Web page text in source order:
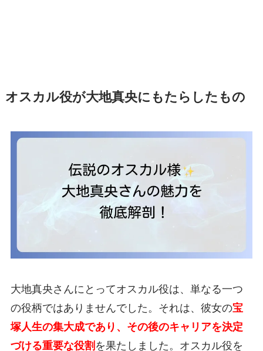
オスカル役が大地真央にもたらしたもの
大地真央さんにとってオスカル役は、単なる一つ
の役柄ではありませんでした。それは、彼女の宝
塚人生の集大成であり、その後のキャリアを決定
づける重要な役割 を果たしました。オスカル役を